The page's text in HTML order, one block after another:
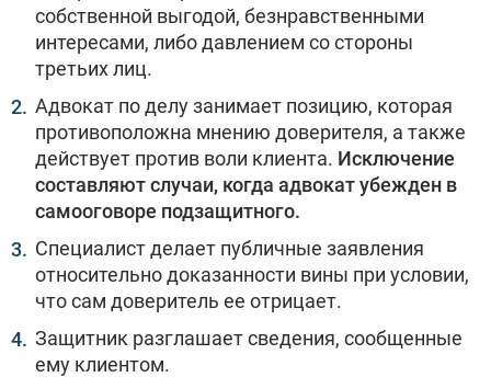
собственной выгодой, безнравственными
интересами, либо давлением со стороны
третьих лиц.
Адвокат по делу занимает позицию, которая
противоположна мнению доверителя, а также
действует против воли клиента. Исключение
составляют случаи, когда адвокат убежден в
самооговоре подзащитного.
Специалист делает публичные заявления
относительно доказанности вины при условии,
что сам доверитель ее отрицает.
Защитник разглашает сведения, сообщенные
ему клиентом.